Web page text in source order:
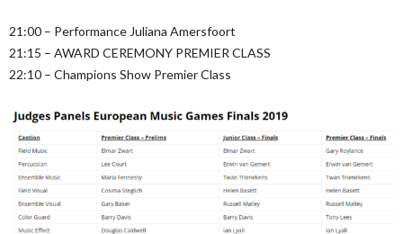
21:00 – Performance Juliana Amersfoort
21:15 – AWARD CEREMONY PREMIER CLASS
22:10 – Champions Show Premier Class